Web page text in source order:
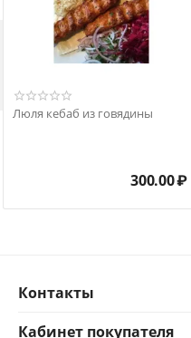
Люля кебаб из говядины
300.00₽
Контакты
Кабинет покупателя